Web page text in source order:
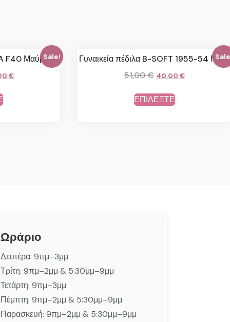
Sale!
F40 Μαύρο
€
Γυναικεία πέδιλα B-SOFT 1955-54 Μπέζ
51,00€ 40,00 €
ΕΠΙΛΕΞΤΕ
Ωράριο
Δευτέρα: 9πμ–3μμ
Τρίτη: 9πμ–2μμ & 5:30μμ–9μμ
Τετάρτη: 9πμ–3μμ
Πέμπτη: 9πμ–2μμ & 5:30μμ–9μμ
Παρασκευή: 9πμ–2μμ & 5:30μμ–9μμ